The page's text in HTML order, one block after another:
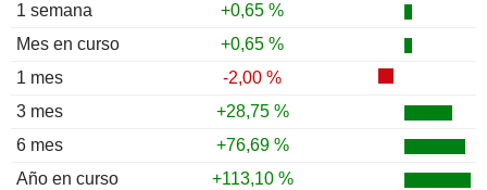
1 semana
+0,65 %
Mes en curso
+0,65 %
1 mes
-2,00 %
3 mes
+28,75 %
6 mes
+76,69 %
Año en curso
+113,10 %